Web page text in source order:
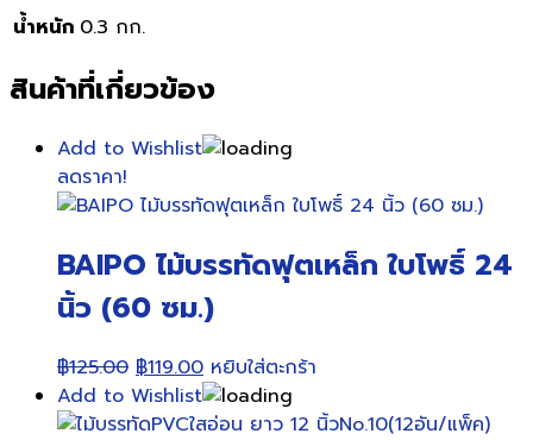
น้ำหนัก 0.3 กก.
สินค้าที่เกี่ยวข้อง
Add to Wishlist
ลดราคา!
BAIPO ไม้บรรทัดฟุตเหล็ก ใบโพธิ์ 24
นิ้ว (60 ซม.)
฿125.00 Original
price
was:
฿119.00Current
price
is:
หยิบใส่ตะกร้า
Add to Wishlist